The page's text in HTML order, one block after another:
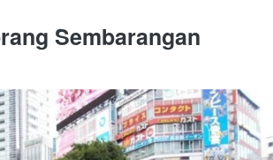
Sembarangan